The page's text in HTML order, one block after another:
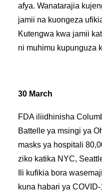
afya. Wanatarajia
jamii na kuongeza
Kutengwa kwa jamii
ni muhimu kupunguza
30 March
FDA iliidhinisha
Battelle ya msingi ya
masks ya hospitali
ziko katika NYC,
Ili kufikia bora
kuna habari ya